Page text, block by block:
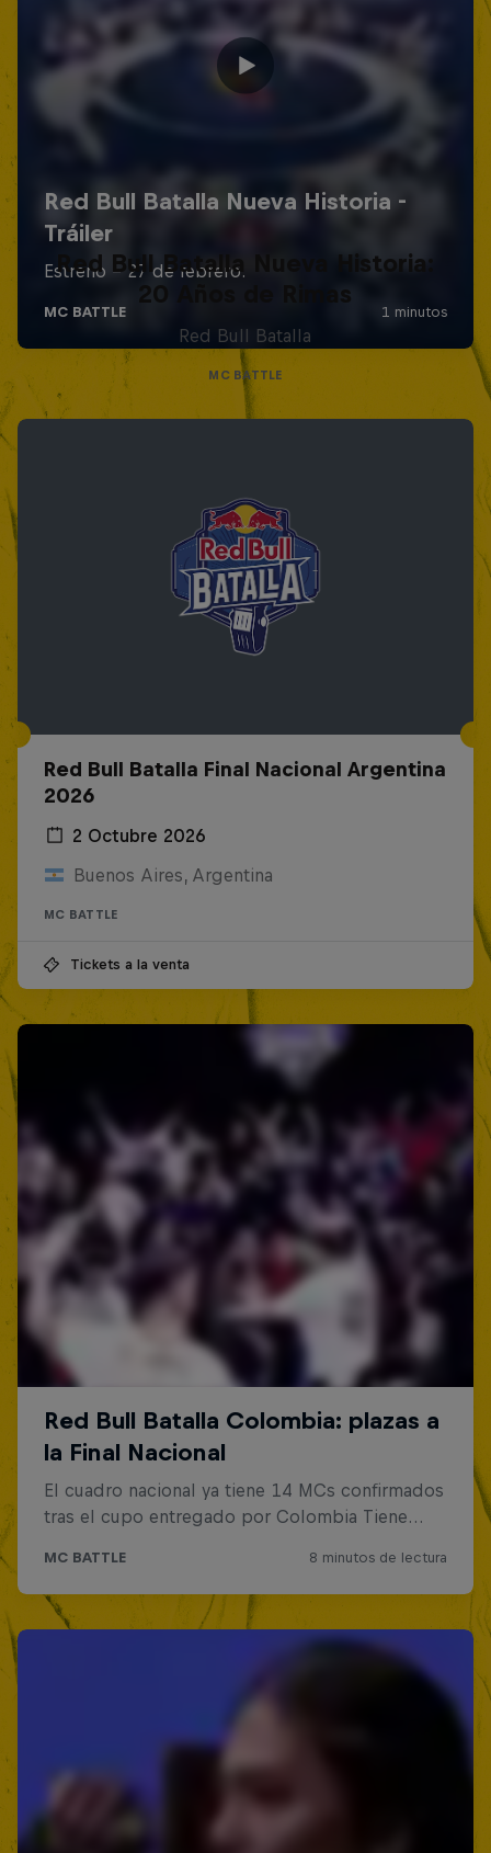
Red Bull Batalla Nueva Historia:
20 Años de Rimas
Red Bull Batalla
MC BATTLE
Red Bull Batalla Final Nacional Argentina
2026
2 Octubre 2026
Buenos Aires, Argentina
MC BATTLE
Tickets a la venta